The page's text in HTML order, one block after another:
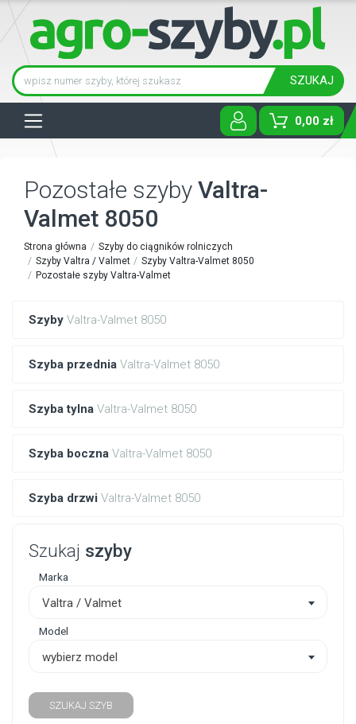
SZUKAJ
0,00 zł
Szyby Valtra-Valmet 8050
Szyba przednia Valtra-Valmet 8050
Szyba tylna Valtra-Valmet 8050
Szyba boczna Valtra-Valmet 8050
Szyba drzwi Valtra-Valmet 8050
Szukaj szyby
Marka
Valtra / Valmet
Model
wybierz model
SZUKAJ SZYB
Pozostałe szyby Valtra-
Valmet 8050
Strona główna
Szyby do ciągników rolniczych
Szyby Valtra / Valmet
Szyby Valtra-Valmet 8050
Pozostałe szyby Valtra-Valmet